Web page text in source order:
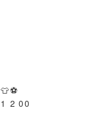
👕⚽
1 2 00